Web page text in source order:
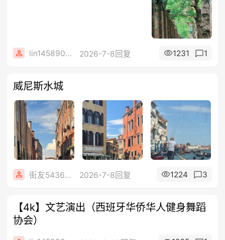
lin14589077 2026-7-8回复 1231 1
威尼斯水城
街友54369822 2026-7-8回复 1224 3
【4k】文艺演出（西班牙华侨华人健身舞蹈
协会）